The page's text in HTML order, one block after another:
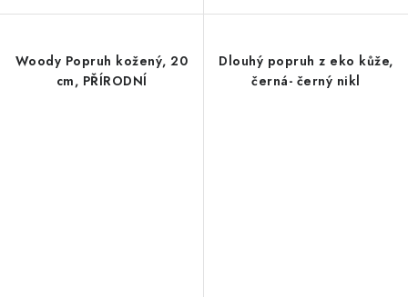
Woody Popruh kožený, 20
cm, PŘÍRODNÍ
Dlouhý popruh z eko kůže,
černá- černý nikl